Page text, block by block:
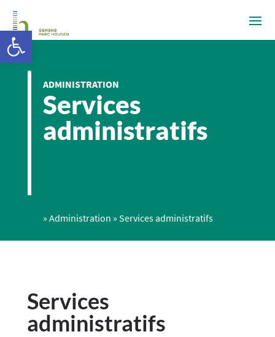
ADMINISTRATION
Services
administratifs
» Administration » Services administratifs
Services
administratifs
Ouvrir la barre d’outils